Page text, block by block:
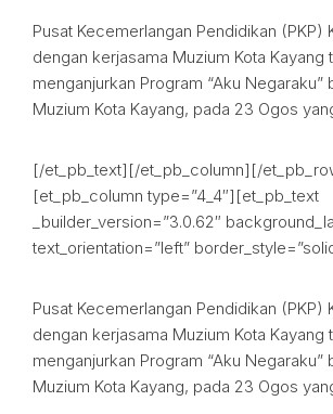
Pusat Kecemerlangan Pendidikan (PKP)
dengan kerjasama Muzium Kota Kayang
menganjurkan Program “Aku Negaraku”
Muzium Kota Kayang, pada 23 Ogos
[/et_pb_text][/et_pb_column][/
[et_pb_column type=”4_4″][et_pb_text
_builder_version=”3.0.62″
text_orientation=”left”
Pusat Kecemerlangan Pendidikan (PKP)
dengan kerjasama Muzium Kota Kayang
menganjurkan Program “Aku Negaraku”
Muzium Kota Kayang, pada 23 Ogos